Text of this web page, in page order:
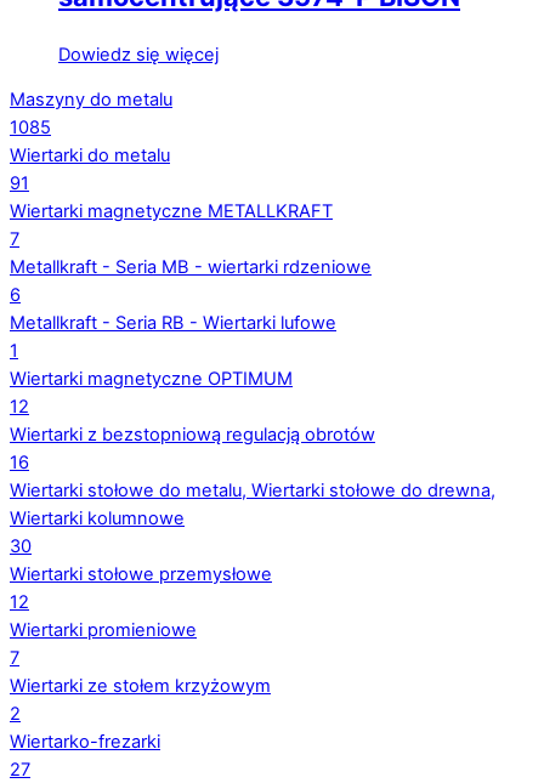
Dowiedz się więcej
Maszyny do metalu
1085
Wiertarki do metalu
91
Wiertarki magnetyczne METALLKRAFT
7
Metallkraft - Seria MB - wiertarki rdzeniowe
6
Metallkraft - Seria RB - Wiertarki lufowe
1
Wiertarki magnetyczne OPTIMUM
12
Wiertarki z bezstopniową regulacją obrotów
16
Wiertarki stołowe do metalu, Wiertarki stołowe do drewna,
Wiertarki kolumnowe
30
Wiertarki stołowe przemysłowe
12
Wiertarki promieniowe
7
Wiertarki ze stołem krzyżowym
2
Wiertarko-frezarki
27